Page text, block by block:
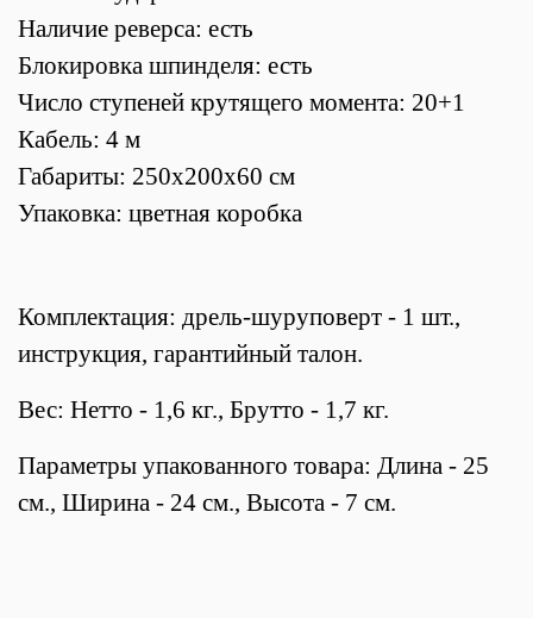
Наличие реверса: есть
Блокировка шпинделя: есть
Число ступеней крутящего момента: 20+1
Кабель: 4 м
Габариты: 250х200х60 см
Упаковка: цветная коробка
Комплектация: дрель-шуруповерт - 1 шт.,
инструкция, гарантийный талон.
Вес: Нетто - 1,6 кг., Брутто - 1,7 кг.
Параметры упакованного товара: Длина - 25
см., Ширина - 24 см., Высота - 7 см.